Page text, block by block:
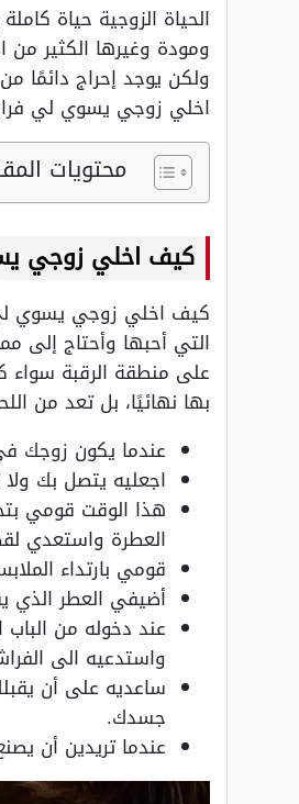
الحياة الزوجية حياة
ومودة وغيرها الكثير من
ولكن يوجد إحراج
اخلي زوجي يسوي لي
محتويات
كيف اخلي زوجي
كيف اخلي زوجي يسوي لي
التي أحبها وأحتاج إلى
على منطقة الرقبة سواء
بها نهائيًا، بل تعد من
عندما يكون زوجك
اجعليه يتصل بك
هذا الوقت قومي
العطرة واستعدي
قومي بارتداء
أضيفي العطر
عند دخوله من
واستدعيه الى
ساعديه على أن
جسدك.
عندما تريدين أن